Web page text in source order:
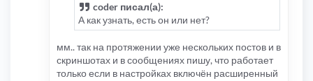
coder писал(а):
А как узнать, есть он или нет?
мм.. так на протяжении уже нескольких постов и в
скриншотах и в сообщениях пишу, что работает
только если в настройках включён расширенный